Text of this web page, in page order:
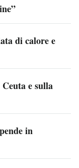
di calore e
e sulla
in